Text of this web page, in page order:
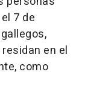
7 de
en el
como